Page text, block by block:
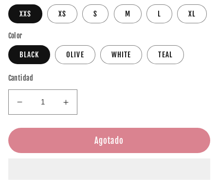
XXS XS S M L XL
Color
BLACK OLIVE WHITE TEAL
Cantidad
Reducir
cantidad
para
GREY
Aumentar
cantidad
para
QUIRÚRGICO
GREY
Agotado